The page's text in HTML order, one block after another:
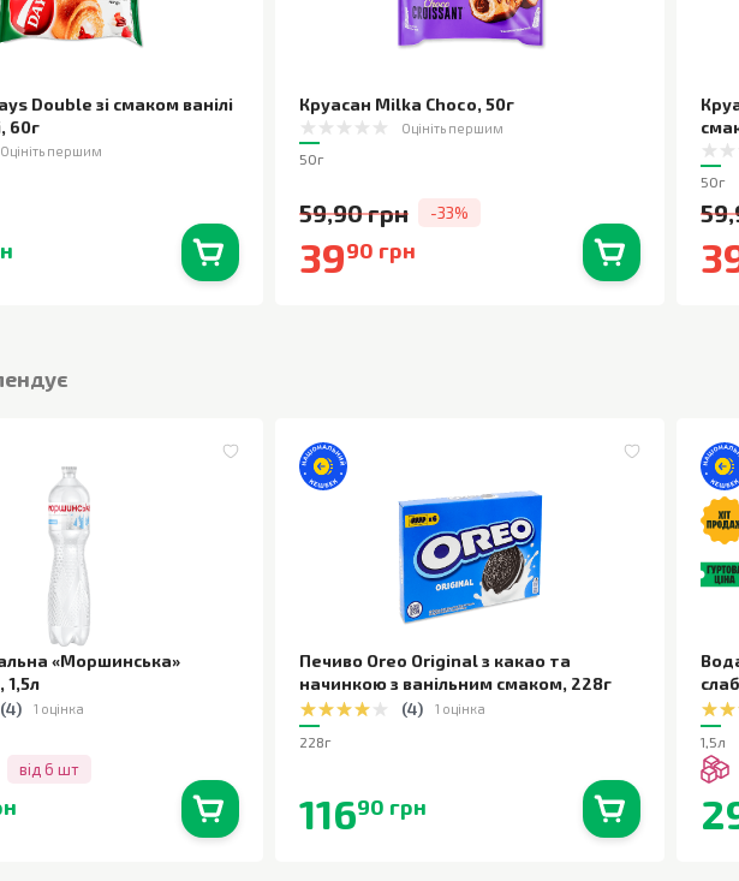
Double зі смаком ванілі
, 60г
Оцініть першим
Круасан Milka Choco, 50г
Оцініть першим
50г
59,90 грн -33%
3990 грн
50г
«Моршинська»
, 1,5л
(4) 1 оцінка
від 6 шт
Печиво Oreo Original з какао та
начинкою з ванільним смаком, 228г
(4) 1 оцінка
228г
11690 грн
1,5л